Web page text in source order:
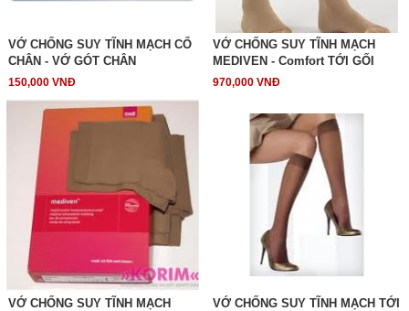
VỚ CHỐNG SUY TĨNH MẠCH CỔ
CHÂN - VỚ GÓT CHÂN
150,000 VNĐ
VỚ CHỐNG SUY TĨNH MẠCH
MEDIVEN - Comfort TỚI GỐI
970,000 VNĐ
VỚ CHỐNG SUY TĨNH MẠCH
VỚ CHỐNG SUY TĨNH MẠCH TỚI